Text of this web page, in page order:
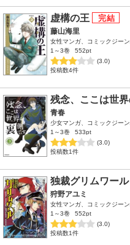
虚構の王
藤山海里
女性マンガ、コミックジー
1～3巻
552pt
(3.0)
投稿数4件
残念、ここは世
青春
少女マンガ、コミックジー
1～3巻
533pt
(3.0)
投稿数1件
独裁グリムワール
狩野アユミ
女性マンガ、コミックジー
1～3巻
552pt
(3.0)
投稿数1件